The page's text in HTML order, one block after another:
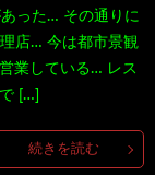
った… その通りに
店… 今は都市景観
業している… レス
[…]
続きを読む